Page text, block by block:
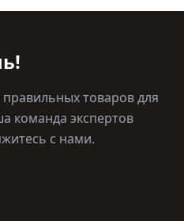
товаров для
команда экспертов
с нами.